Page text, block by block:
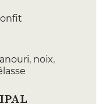
noix,